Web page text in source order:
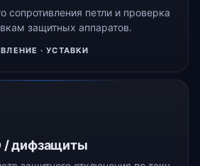
сопротивления петли и проверка
защитных аппаратов.
· УСТАВКИ
/ дифзащиты